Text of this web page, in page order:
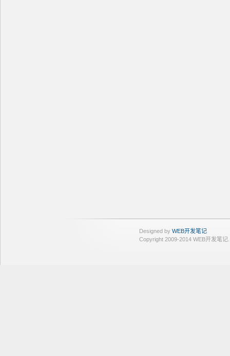
Designed by WEB开发笔记
Copyright 2009-2014 WEB开发笔